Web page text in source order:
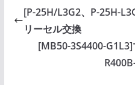
[P-25H/L3G2、P-25H-
リーセル交換
[MB50-3S4400-